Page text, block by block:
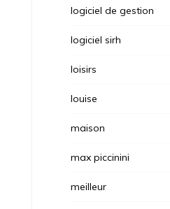
logiciel de gestion
logiciel sirh
loisirs
louise
maison
max piccinini
meilleur